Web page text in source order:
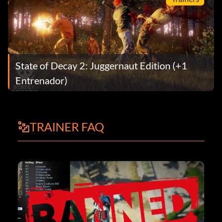
State of Decay 2: Juggernaut Edition (+1
Entrenador)
TRAINER FAQ